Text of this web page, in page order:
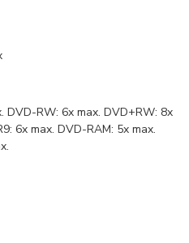
DVD-RW: 6x max. DVD+RW: 8x
6x max. DVD-RAM: 5x max.